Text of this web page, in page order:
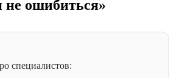
не ошибиться»
специалистов: